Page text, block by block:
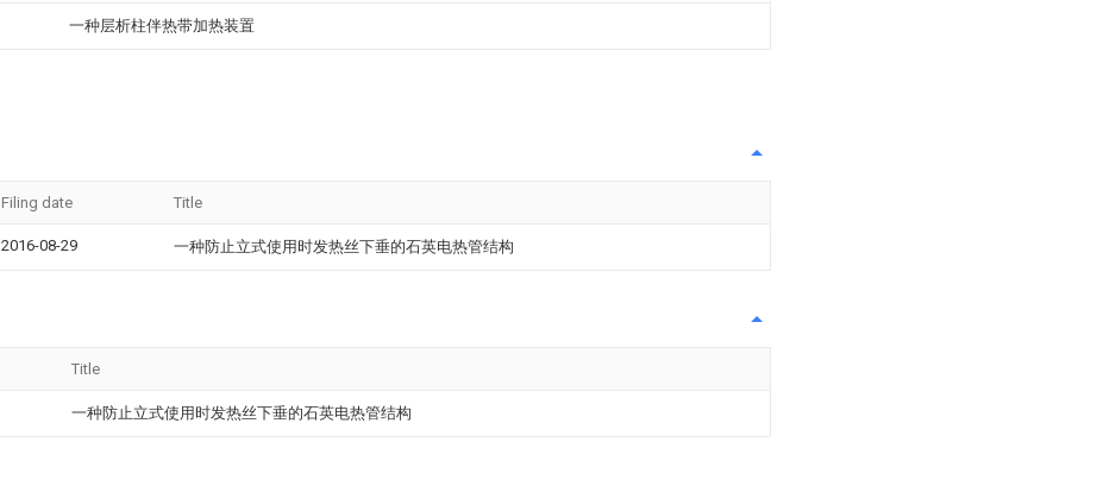
一种层析柱伴热带加热装置
Filing date Title
2016-08-29 一种防止立式使用时发热丝下垂的石英电热管结构
Title
一种防止立式使用时发热丝下垂的石英电热管结构